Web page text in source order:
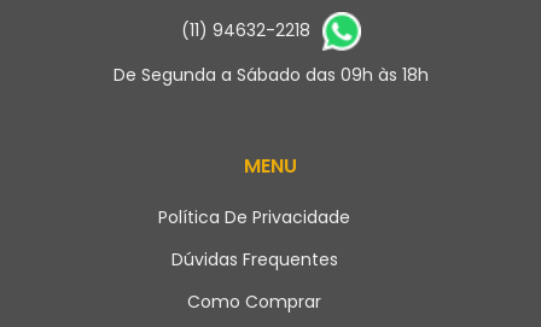
(11) 94632-2218
De Segunda a Sábado das 09h às 18h
MENU
Política De Privacidade
Dúvidas Frequentes
Como Comprar